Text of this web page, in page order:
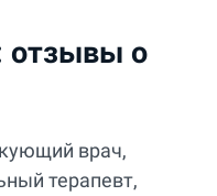
отзывы о
врач,
терапевт,